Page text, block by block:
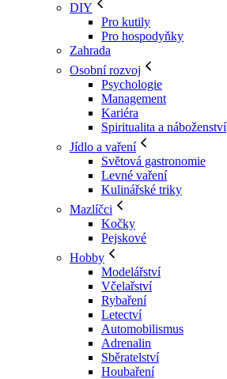
DIY
Pro kutily
Pro hospodyňky
Zahrada
Osobní rozvoj
Psychologie
Management
Kariéra
Spiritualita a náboženství
Jídlo a vaření
Světová gastronomie
Levné vaření
Kulinářské triky
Mazlíčci
Kočky
Pejskové
Hobby
Modelářství
Včelařství
Rybaření
Letectví
Automobilismus
Adrenalin
Sběratelství
Houbaření